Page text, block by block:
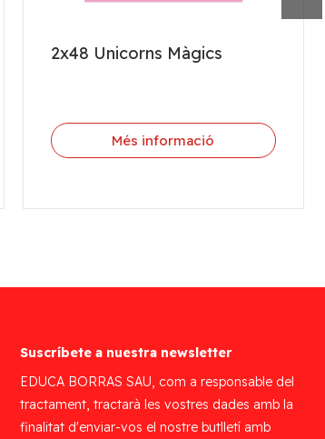
2x48 Unicorns Màgics
Més informació
Suscríbete a nuestra newsletter
EDUCA BORRAS SAU, com a responsable del
tractament, tractarà les vostres dades amb la
finalitat d'enviar-vos el nostre butlletí amb